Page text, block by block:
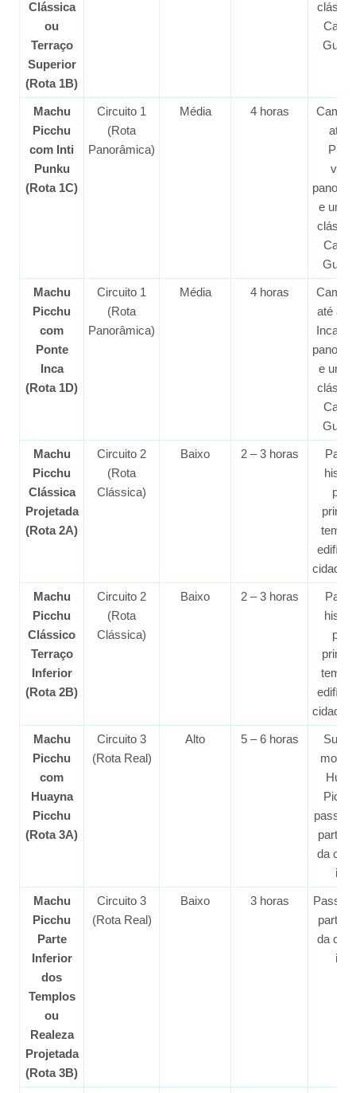
Clássica
ou
Terraço
Superior
(Rota 1B)
Casa
Machu
Picchu
com Inti
Punku
(Rota 1C)
Circuito 1
(Rota
Panorâmica)
Média 4 horas
até
e uma
Casa
Machu
Picchu
com
Ponte
Inca
(Rota 1D)
Circuito 1
(Rota
Panorâmica)
Média 4 horas
até a
Inca,
e uma
Casa
Machu
Picchu
Clássica
Projetada
(Rota 2A)
Circuito 2
(Rota
Clássica)
Baixo 2 – 3 horas
Machu
Picchu
Clássico
Terraço
Inferior
(Rota 2B)
Circuito 2
(Rota
Clássica)
Baixo 2 – 3 horas
Machu
Picchu
com
Huayna
Picchu
(Rota 3A)
Circuito 3
(Rota Real)
Alto 5 – 6 horas
parte
da
Machu
Picchu
Parte
Inferior
dos
Templos
ou
Realeza
Projetada
(Rota 3B)
Circuito 3
(Rota Real)
Baixo 3 horas
parte
da